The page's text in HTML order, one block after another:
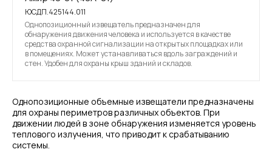
ЮСДП.425144.011
Однопозиционный извещатель предназначен для
обнаружения движения человека и используется в качестве
средства охранной сигнализации на открытых площадках или
в помещениях. Может устанавливаться вдоль заграждений и
стен. Удобен для охраны крыш зданий и складов.
Однопозиционные объемные извещатели предназначены
для охраны периметров различных объектов. При
движении людей в зоне обнаружения изменяется уровень
теплового излучения, что приводит к срабатыванию
системы.